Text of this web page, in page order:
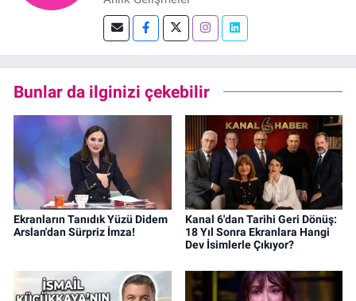
Bunlar da ilginizi çekebilir
Ekranların Tanıdık Yüzü Didem
Arslan'dan Sürpriz İmza!
Kanal 6'dan Tarihi Geri Dönüş:
18 Yıl Sonra Ekranlara Hangi
Dev İsimlerle Çıkıyor?